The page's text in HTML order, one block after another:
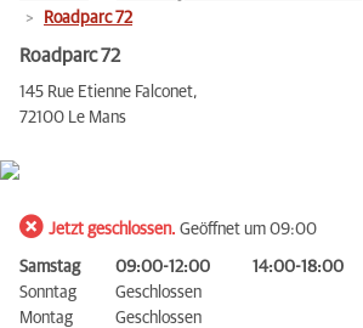
Roadparc 72
Roadparc 72
145 Rue Etienne Falconet,
72100 Le Mans
Jetzt geschlossen. Geöffnet um 09:00
Samstag 09:00-12:00
14:00-18:00
Sonntag
Geschlossen
Montag
Geschlossen